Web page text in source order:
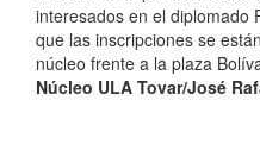
interesados en el diplomado
que las inscripciones se
núcleo frente a la plaza
Núcleo ULA Tovar/José